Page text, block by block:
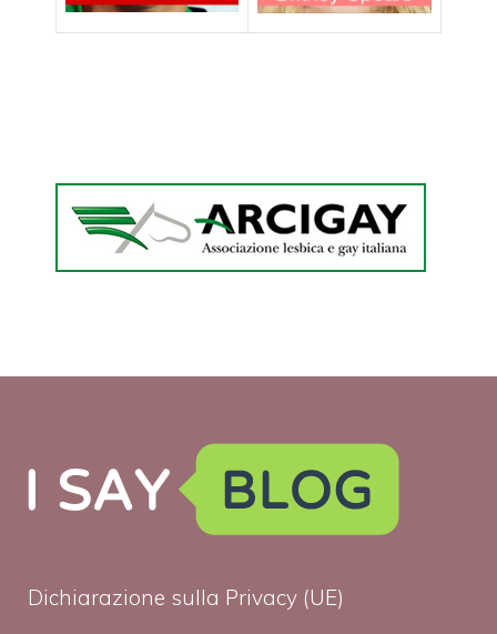
Dichiarazione sulla Privacy (UE)